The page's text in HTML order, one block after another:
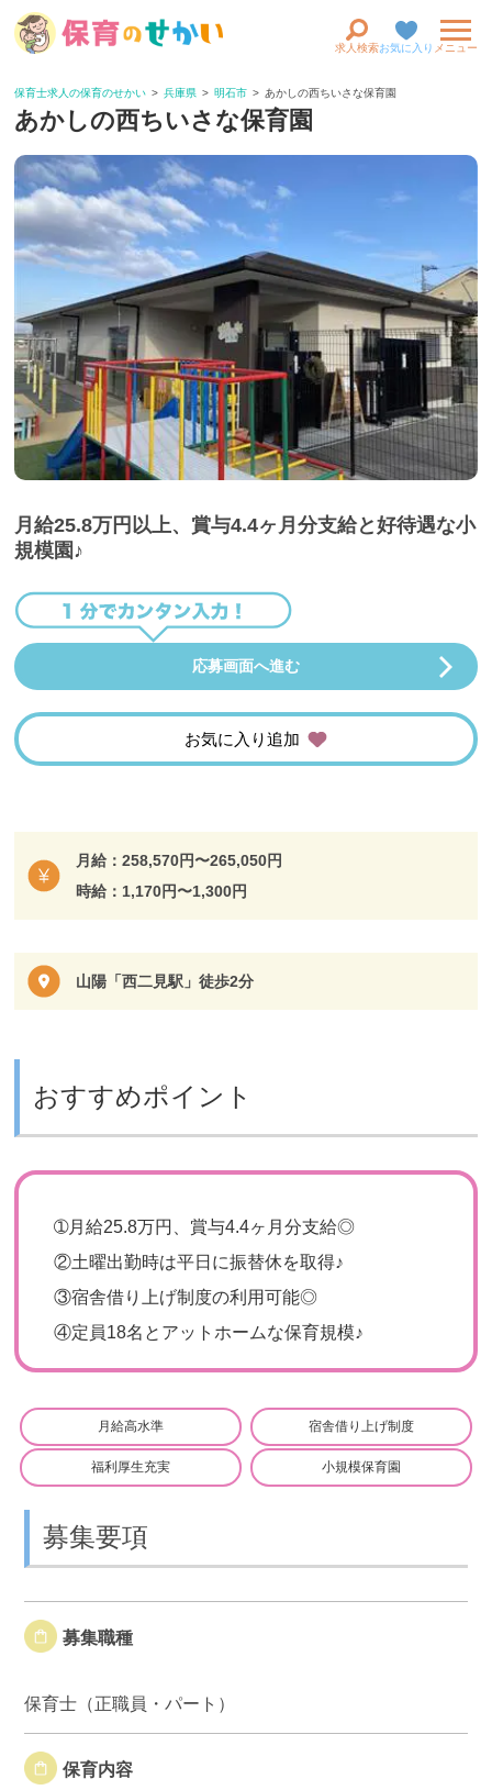
求人検索お気に入り メニュー
保育士求人の保育のせかい 兵庫県 明石市 あかしの西ちいさな保育園
あかしの西ちいさな保育園
月給25.8万円以上、賞与4.4ヶ月分支給と好待遇な小
規模園♪
応募画面へ進む
お気に入り追加
月給：258,570円〜265,050円
時給：1,170円〜1,300円
山陽「西二見駅」徒歩2分
おすすめポイント
➀月給25.8万円、賞与4.4ヶ月分支給◎
②土曜出勤時は平日に振替休を取得♪
③宿舎借り上げ制度の利用可能◎
④定員18名とアットホームな保育規模♪
月給高水準 宿舎借り上げ制度
福利厚生充実 小規模保育園
募集要項
募集職種
保育士（正職員・パート）
保育内容